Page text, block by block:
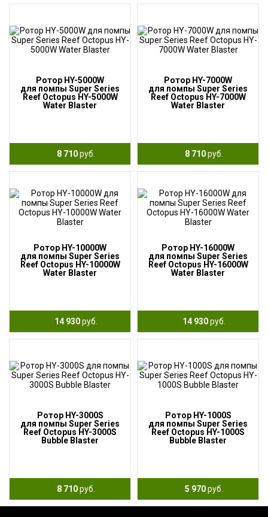
Ротор HY-5000W
для помпы Super Series
Reef Octopus HY-5000W
Water Blaster
8 710руб.
Ротор HY-7000W
для помпы Super Series
Reef Octopus HY-7000W
Water Blaster
8 710руб.
Ротор HY-10000W
для помпы Super Series
Reef Octopus HY-10000W
Water Blaster
14 930руб.
Ротор HY-16000W
для помпы Super Series
Reef Octopus HY-16000W
Water Blaster
14 930руб.
Ротор HY-3000S
для помпы Super Series
Reef Octopus HY-3000S
Bubble Blaster
8 710руб.
Ротор HY-1000S
для помпы Super Series
Reef Octopus HY-1000S
Bubble Blaster
5 970руб.